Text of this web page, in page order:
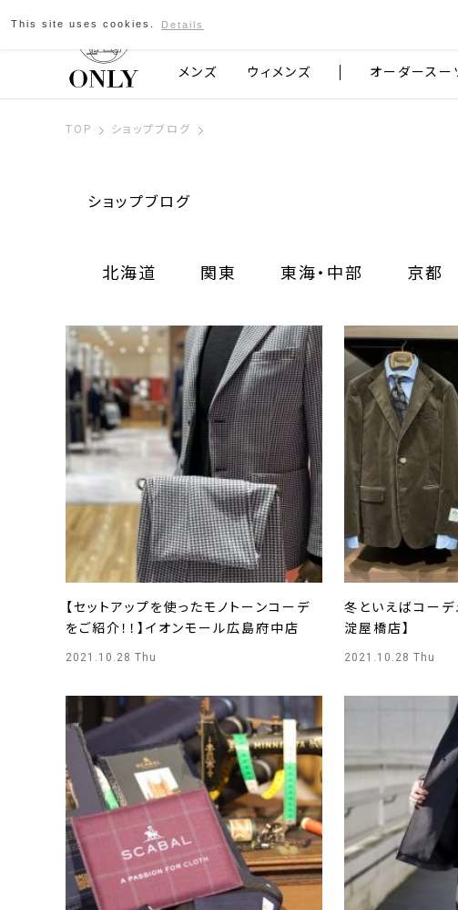
京都発のスーツブランド ONLY
メンズ ウィメンズ オーダースー
TOP ショップブログ
ショップブログ
北海道 関東 東海・中部 京都
【セットアップを使ったモノトーンコーデ
をご紹介！！】イオンモール広島府中店
2021.10.28 Thu
冬といえばコー
淀屋橋店】
2021.10.28 Thu
This site uses cookies. Details